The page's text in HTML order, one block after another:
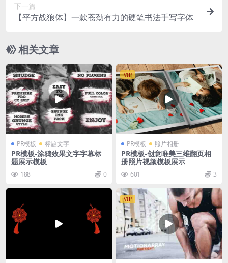
下一篇
【平方战狼体】一款苍劲有力的硬笔书法手写字体
相关文章
PR模板 标题文字
PR模板-涂鸦效果文字字幕标
题展示模板
188 0
VIP
PR模板 照片相册
PR模板-创意唯美三维翻页相
册照片视频模板展示
601 3
VIP